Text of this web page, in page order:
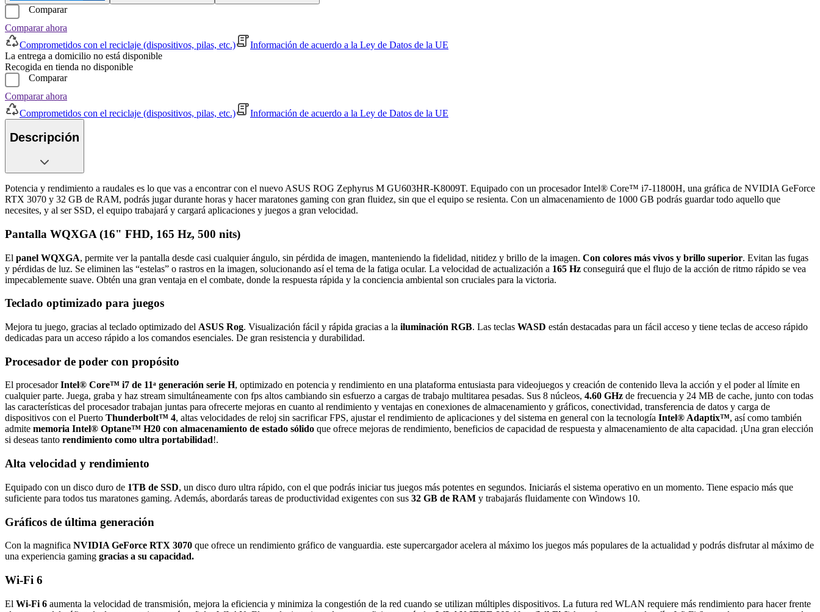
Comparar
Comparar ahora
Comprometidos con el reciclaje (dispositivos, pilas, etc.)
Información de acuerdo a la Ley de Datos de la UE
La entrega a domicilio no está disponible
Recogida en tienda no disponible
Comparar
Comparar ahora
Comprometidos con el reciclaje (dispositivos, pilas, etc.)
Información de acuerdo a la Ley de Datos de la UE
Descripción
Potencia y rendimiento a raudales es lo que vas a encontrar con el nuevo ASUS ROG Zephyrus M GU603HR-K8009T. Equipado con un procesador Intel® Core™ i7-11800H, una gráfica de NVIDIA GeForce
RTX 3070 y 32 GB de RAM, podrás jugar durante horas y hacer maratones gaming con gran fluidez, sin que el equipo se resienta. Con un almacenamiento de 1000 GB podrás guardar todo aquello que
necesites, y al ser SSD, el equipo trabajará y cargará aplicaciones y juegos a gran velocidad.
Pantalla WQXGA (16" FHD, 165 Hz, 500 nits)
El panel WQXGA, permite ver la pantalla desde casi cualquier ángulo, sin pérdida de imagen, manteniendo la fidelidad, nitidez y brillo de la imagen. Con colores más vivos y brillo superior. Evitan las fugas
y pérdidas de luz. Se eliminen las “estelas” o rastros en la imagen, solucionando así el tema de la fatiga ocular. La velocidad de actualización a 165 Hz conseguirá que el flujo de la acción de ritmo rápido se vea
impecablemente suave. Obtén una gran ventaja en el combate, donde la respuesta rápida y la conciencia ambiental son cruciales para la victoria.
Teclado optimizado para juegos
Mejora tu juego, gracias al teclado optimizado del ASUS Rog. Visualización fácil y rápida gracias a la iluminación RGB. Las teclas WASD están destacadas para un fácil acceso y tiene teclas de acceso rápido
dedicadas para un acceso rápido a los comandos esenciales. De gran resistencia y durabilidad.
Procesador de poder con propósito
El procesadorIntel® Core™ i7 de 11ᵃ generación serie H, optimizado en potencia y rendimiento en una plataforma entusiasta para videojuegos y creación de contenido lleva la acción y el poder al límite en
cualquier parte. Juega, graba y haz stream simultáneamente con fps altos cambiando sin esfuerzo a cargas de trabajo multitarea pesadas. Sus 8 núcleos, 4.60 GHz de frecuencia y 24 MB de cache, junto con todas
las características del procesador trabajan juntas para ofrecerte mejoras en cuanto al rendimiento y ventajas en conexiones de almacenamiento y gráficos, conectividad, transferencia de datos y carga de
dispositivos con el Puerto Thunderbolt™ 4, altas velocidades de reloj sin sacrificar FPS, ajustar el rendimiento de aplicaciones y del sistema en general con la tecnología Intel® Adaptix™, así como también
admite memoria Intel® Optane™ H20 con almacenamiento de estado sólido que ofrece mejoras de rendimiento, beneficios de capacidad de respuesta y almacenamiento de alta capacidad. ¡Una gran elección
si deseas tanto rendimiento como ultra portabilidad!.
Alta velocidad y rendimiento
Equipado con un disco duro de 1TB de SSD, un disco duro ultra rápido, con el que podrás iniciar tus juegos más potentes en segundos. Iniciarás el sistema operativo en un momento. Tiene espacio más que
suficiente para todos tus maratones gaming. Además, abordarás tareas de productividad exigentes con sus 32 GB de RAM y trabajarás fluidamente con Windows 10.
Gráficos de última generación
Con la magnifica NVIDIA GeForce RTX 3070 que ofrece un rendimiento gráfico de vanguardia. este supercargador acelera al máximo los juegos más populares de la actualidad y podrás disfrutar al máximo de
una experiencia gaming gracias a su capacidad.
Wi-Fi 6
El Wi-Fi 6 aumenta la velocidad de transmisión, mejora la eficiencia y minimiza la congestión de la red cuando se utilizan múltiples dispositivos. La futura red WLAN requiere más rendimiento para hacer frente